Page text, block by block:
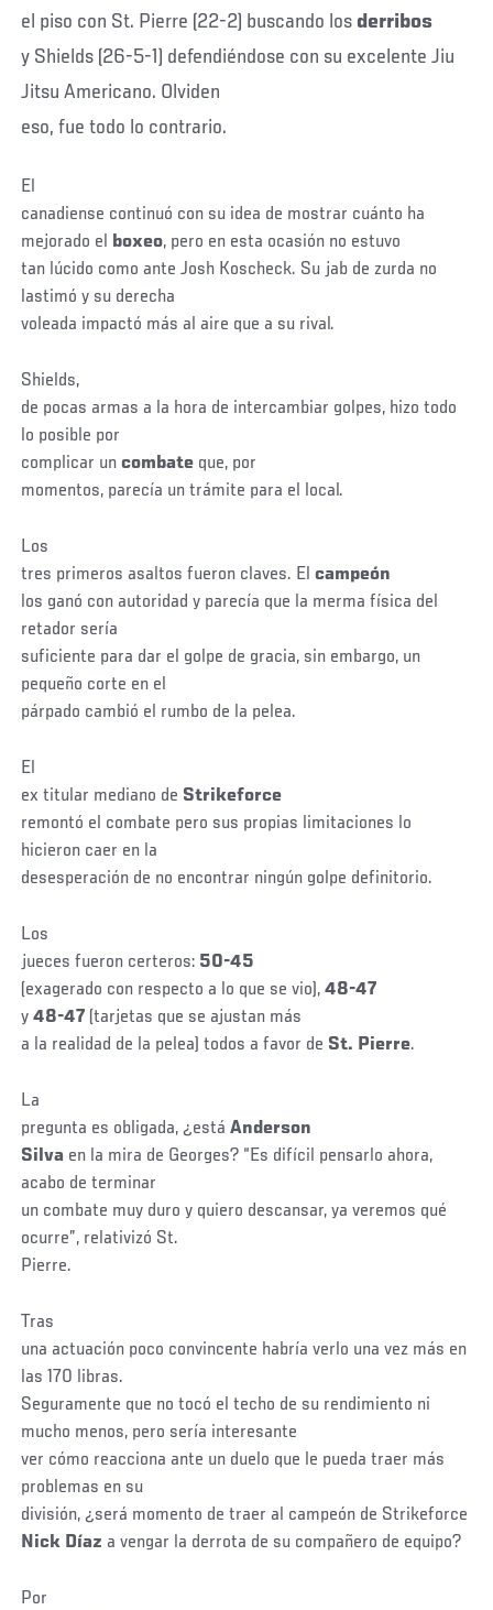
el piso con St. Pierre (22-2) buscando los derribos
y Shields (26-5-1) defendiéndose con su excelente Jiu
Jitsu Americano. Olviden
eso, fue todo lo contrario.
El
canadiense continuó con su idea de mostrar cuánto ha
mejorado el boxeo, pero en esta ocasión no estuvo
tan lúcido como ante Josh Koscheck. Su jab de zurda no
lastimó y su derecha
voleada impactó más al aire que a su rival.
Shields,
de pocas armas a la hora de intercambiar golpes, hizo todo
lo posible por
complicar uncombate que, por
momentos, parecía un trámite para el local.
Los
tres primeros asaltos fueron claves. Elcampeón
los ganó con autoridad y parecía que la merma física del
retador sería
suficiente para dar el golpe de gracia, sin embargo, un
pequeño corte en el
párpado cambió el rumbo de la pelea.
El
ex titular mediano de Strikeforce
remontó el combate pero sus propias limitaciones lo
hicieron caer en la
desesperación de no encontrar ningún golpe definitorio.
Los
jueces fueron certeros: 50-45
(exagerado con respecto a lo que se vio),48-47
y48-47 (tarjetas que se ajustan más
a la realidad de la pelea) todos a favor de St. Pierre.
La
pregunta es obligada, ¿estáAnderson
Silva en la mira de Georges? “Es difícil pensarlo ahora,
acabo de terminar
un combate muy duro y quiero descansar, ya veremos qué
ocurre”, relativizó St.
Pierre.
Tras
una actuación poco convincente habría verlo una vez más en
las 170 libras.
Seguramente que no tocó el techo de su rendimiento ni
mucho menos, pero sería interesante
ver cómo reacciona ante un duelo que le pueda traer más
problemas en su
división, ¿será momento de traer al campeón de Strikeforce
Nick Díaz a vengar la derrota de su compañero de equipo?
Por